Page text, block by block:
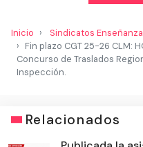
Inicio
Sindicatos Enseñanza
Fin plazo CGT 25-26 CLM:
Concurso de Traslados
Inspección.
Relacionados